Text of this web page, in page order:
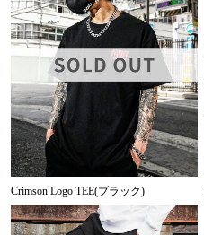
Crimson Logo TEE(ブラック)